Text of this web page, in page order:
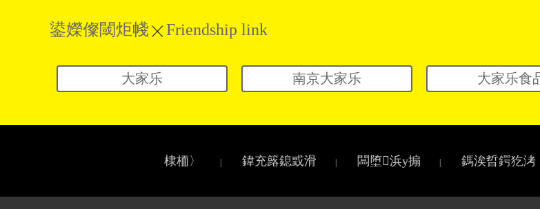
鍙嬫儏閾炬帴 Friendship link
大家乐 南京大家乐 大家乐食
棣栭〉 鍏充簬鎴戜滑 闆堕浜у搧 鎷涘晢鍔犵洘